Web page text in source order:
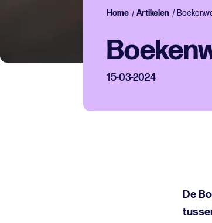
Home /Artikelen /
15-03-2024
De